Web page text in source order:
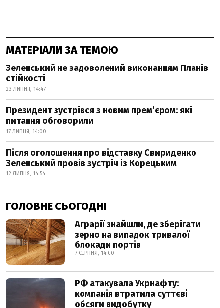
МАТЕРІАЛИ ЗА ТЕМОЮ
Зеленський не задоволений виконанням Планів
стійкості
23 ЛИПНЯ, 14:47
Президент зустрівся з новим прем’єром: які
питання обговорили
17 ЛИПНЯ, 14:00
Після оголошення про відставку Свириденко
Зеленський провів зустріч із Корецьким
12 ЛИПНЯ, 14:54
ГОЛОВНЕ СЬОГОДНІ
Аграрії знайшли, де зберігати
зерно на випадок тривалої
блокади портів
7 СЕРПНЯ, 14:00
РФ атакувала Укрнафту:
компанія втратила суттєві
обсяги видобутку